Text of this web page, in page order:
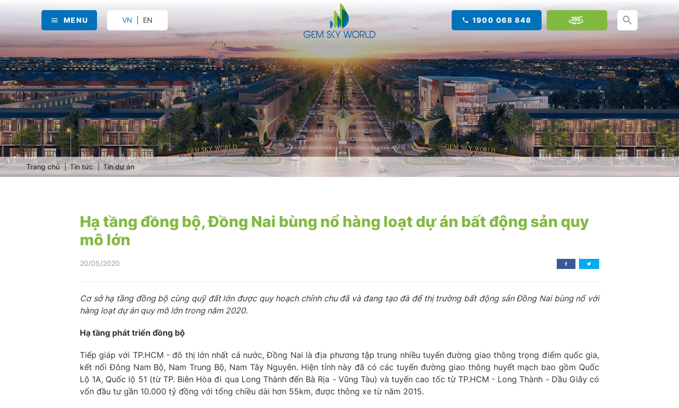
MENU VN EN 1900 068 848
Trang chủ Tin tức Tin dự án
Hạ tầng đồng bộ, Đồng Nai bùng nổ hàng loạt dự án bất động sản quy
mô lớn
20/05/2020
Cơ sở hạ tầng đồng bộ cùng quỹ đất lớn được quy hoạch chỉnh chu đã và đang tạo đà để thị trường bất động sản Đồng Nai bùng nổ với
hàng loạt dự án quy mô lớn trong năm 2020.
Hạ tầng phát triển đồng bộ
Tiếp giáp với TP.HCM - đô thị lớn nhất cả nước, Đồng Nai là địa phương tập trung nhiều tuyến đường giao thông trọng điểm quốc gia,
kết nối Đông Nam Bộ, Nam Trung Bộ, Nam Tây Nguyên. Hiện tỉnh này đã có các tuyến đường giao thông huyết mạch bao gồm Quốc
Lộ 1A, Quốc lộ 51 (từ TP. Biên Hòa đi qua Long Thành đến Bà Rịa - Vũng Tàu) và tuyến cao tốc từ TP.HCM - Long Thành - Dầu Giây có
vốn đầu tư gần 10.000 tỷ đồng với tổng chiều dài hơn 55km, được thông xe từ năm 2015.